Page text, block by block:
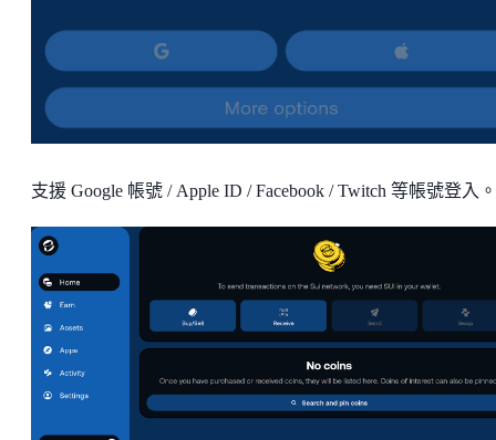
支援 Google 帳號 / Apple ID / Facebook / Twitch 等帳號登入。